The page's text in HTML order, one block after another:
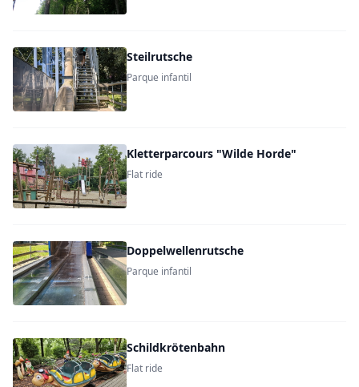
Steilrutsche
Parque infantil
Kletterparcours "Wilde Horde"
Flat ride
Doppelwellenrutsche
Parque infantil
Schildkrötenbahn
Flat ride